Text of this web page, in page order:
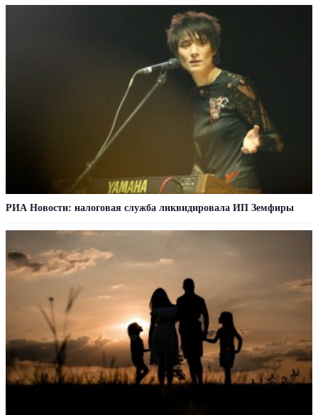
РИА Новости: налоговая служба ликвидировала ИП Земфиры